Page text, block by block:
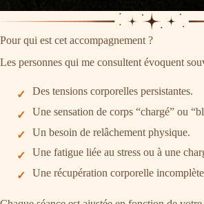
Pour qui est cet accompagnement ?
Les personnes qui me consultent évoquent
Des tensions corporelles persistantes.
Une sensation de corps “chargé” ou
Un besoin de relâchement physique.
Une fatigue liée au stress ou à une
Une récupération corporelle